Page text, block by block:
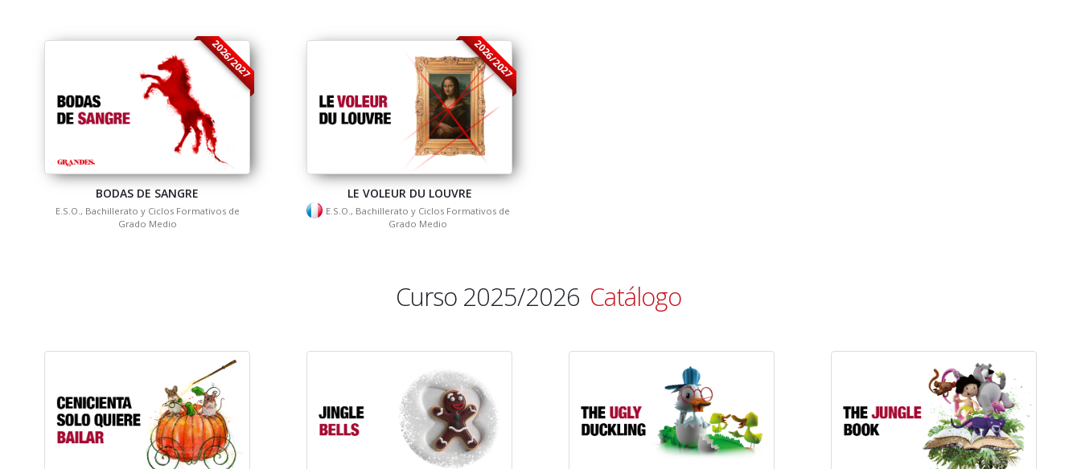
2026/2027
BODAS DE SANGRE
E.S.O., Bachillerato y Ciclos Formativos de
Grado Medio
2026/2027
LE VOLEUR DU LOUVRE
E.S.O., Bachillerato y Ciclos Formativos de
Grado Medio
Curso 2025/2026 Catálogo